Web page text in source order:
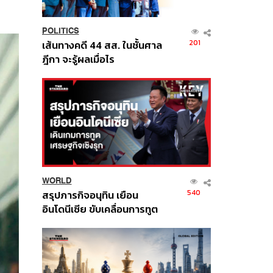
POLITICS
เส้นทางคดี 44 สส. ในชั้นศาล
ฎีกา จะรู้ผลเมื่อไร
201
WORLD
สรุปภารกิจอนุทิน เยือน
อินโดนีเซีย ขับเคลื่อนการทูต
ส่วนยุทธศาสตร์ไทย –
อินโดนีเซีย
540